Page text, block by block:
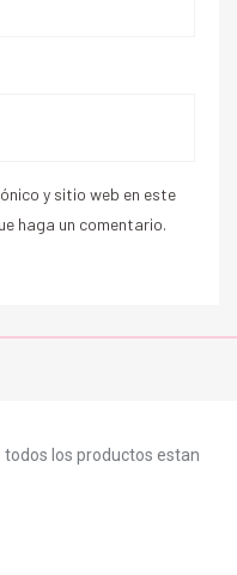
y sitio web en este
haga un comentario.
los productos estan